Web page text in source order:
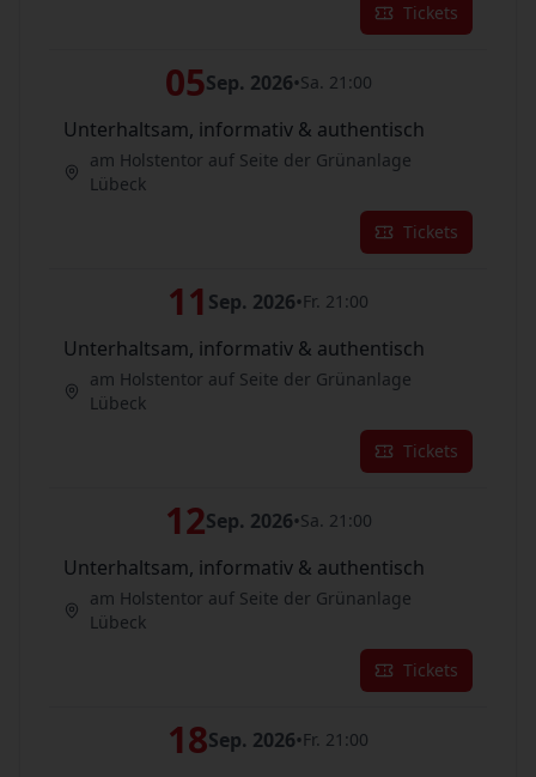
Tickets
05Sep. 2026•Sa. 21:00
Unterhaltsam, informativ & authentisch
am Holstentor auf Seite der Grünanlage
Lübeck
Tickets
11 Sep. 2026•Fr. 21:00
Unterhaltsam, informativ & authentisch
am Holstentor auf Seite der Grünanlage
Lübeck
Tickets
12Sep. 2026•Sa. 21:00
Unterhaltsam, informativ & authentisch
am Holstentor auf Seite der Grünanlage
Lübeck
Tickets
18Sep. 2026•Fr. 21:00